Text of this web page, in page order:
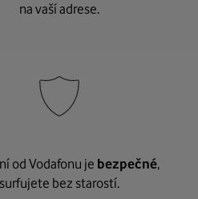
na vaší adrese.
od Vodafonu je bezpečné,
surfujete bez starostí.